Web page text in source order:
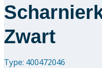
Zwart
Type: 400472046